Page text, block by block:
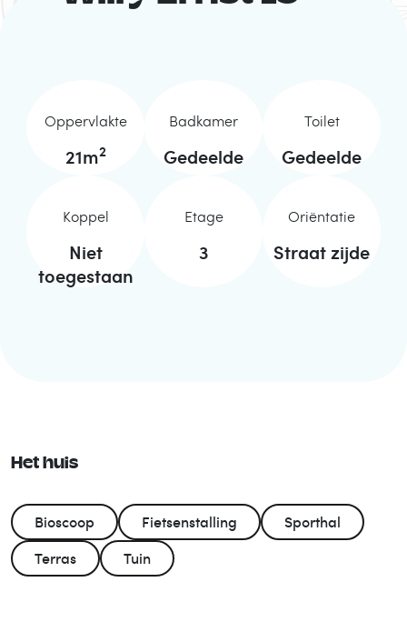
Oppervlakte
21m2
Badkamer
Gedeelde
Toilet
Gedeelde
Koppel
Niet
toegestaan
Etage
3
Oriëntatie
Straat zijde
Het huis
Bioscoop Fietsenstalling
Sporthal
Terras
Tuin